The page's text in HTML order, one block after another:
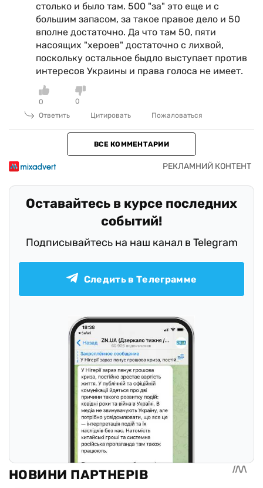
столько и было там. 500 "за" это еще и с
большим запасом, за такое правое дело и 50
вполне достаточно. Да что там 50, пяти
насоящих "хероев" достаточно с лихвой,
поскольку остальное быдло выступает против
интересов Украины и права голоса не имеет.
0
0
Ответить
Цитировать Пожаловаться
ВСЕ КОММЕНТАРИИ
Оставайтесь в курсе последних
событий!
Подписывайтесь на наш канал в Telegram
Следить в Телеграмме